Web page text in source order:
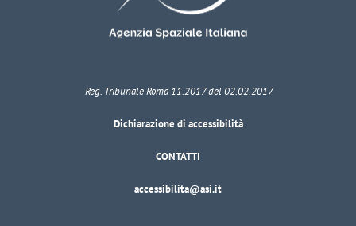
Reg. Tribunale Roma 11.2017 del 02.02.2017
Dichiarazione di accessibilità
CONTATTI
accessibilita@asi.it